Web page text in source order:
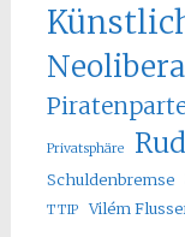
Privatsphäre
Schuldenbremse
TTIP
Vilém